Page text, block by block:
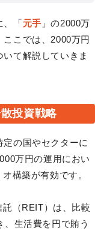
、「元手 」の2000万
こでは、2000万円
て解説していきま
投資戦略
の国やセクターに
万円の運用におい
構築が有効です。
（REIT）は、比較
生活費を円で賄う